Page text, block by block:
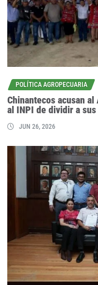
POLÍTICA AGROPECUARIA
Chinantecos acusan
al INPI de dividir a
JUN 26, 2026